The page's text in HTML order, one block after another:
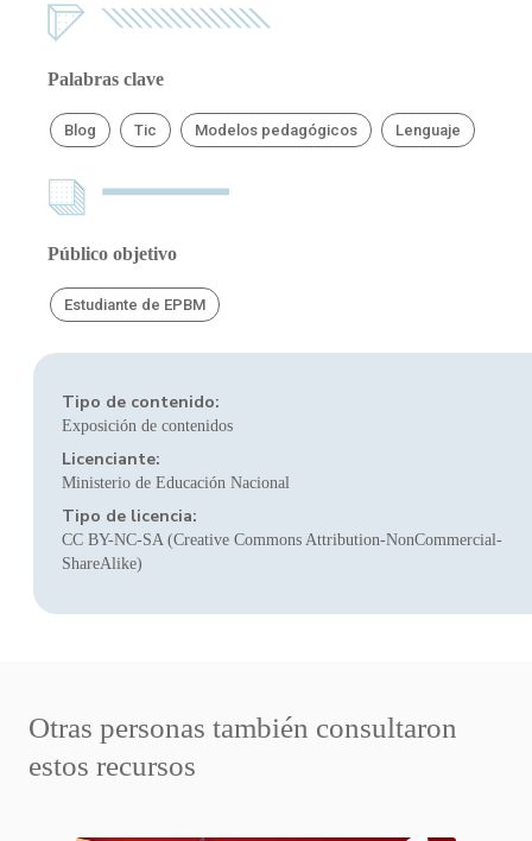
Palabras clave
Blog Tic Modelos pedagógicos Lenguaje
Público objetivo
Estudiante de EPBM
Tipo de contenido:
Exposición de contenidos
Licenciante:
Ministerio de Educación Nacional
Tipo de licencia:
CC BY-NC-SA (Creative Commons Attribution-NonCommercial-
ShareAlike)
Otras personas también consultaron
estos recursos